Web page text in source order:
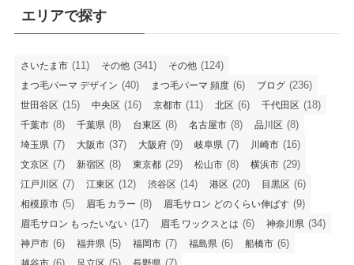
エリアで探す
さいたま市 (11) その他 (341) その他 (124)
まつ毛パーマ デザイン (40) まつ毛パーマ 頻度 (6) ブログ (236)
世田谷区 (15) 中央区 (16) 京都市 (11) 北区 (6) 千代田区 (18)
千葉市 (8) 千葉県 (8) 台東区 (8) 名古屋市 (8) 品川区 (8)
埼玉県 (7) 大阪市 (37) 大阪府 (9) 岐阜県 (7) 川崎市 (16)
文京区 (7) 新宿区 (8) 東京都 (29) 松山市 (8) 横浜市 (29)
江戸川区 (7) 江東区 (12) 渋谷区 (14) 港区 (20) 目黒区 (6)
相模原市 (5) 眉毛 カラー (8) 眉毛サロン どのくらい伸ばす (9)
眉毛サロン もったいない (17) 眉毛 ワックスとは (6) 神奈川県 (34)
神戸市 (6) 福井県 (5) 福岡市 (7) 福島県 (6) 船橋市 (6)